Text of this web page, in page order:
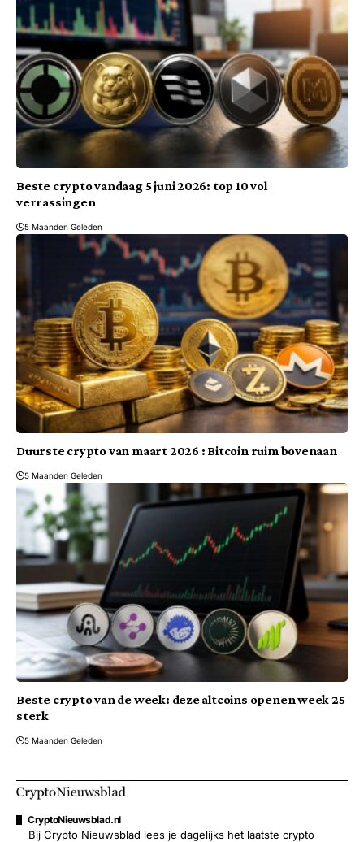
Beste crypto vandaag 5 juni 2026: top 10 vol
verrassingen
5 Maanden Geleden
Duurste crypto van maart 2026 : Bitcoin ruim bovenaan
5 Maanden Geleden
Beste crypto van de week: deze altcoins openen week 25
sterk
5 Maanden Geleden
CryptoNieuwsblad.nl
Bij Crypto Nieuwsblad lees je dagelijks het laatste crypto